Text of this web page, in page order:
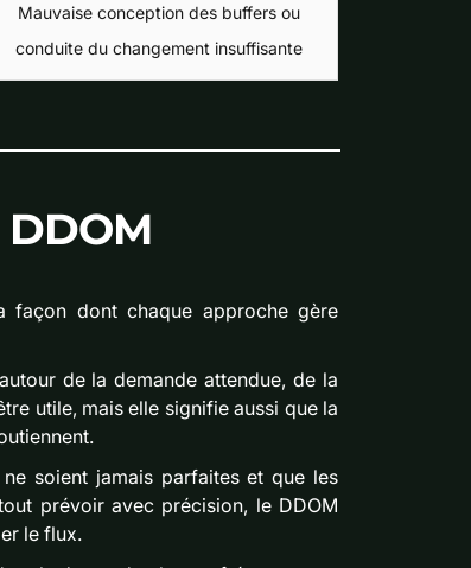
Mauvaise conception des buffers ou
conduite du changement insuffisante
façon dont chaque approche gère
de la demande attendue, de la
utile, mais elle signifie aussi que la
soient jamais parfaites et que les
prévoir avec précision, le DDOM
le flux.